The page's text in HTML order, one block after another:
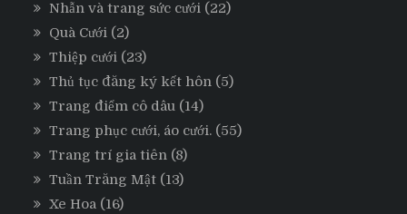
Nhẫn và trang sức cưới (22)
Quà Cưới (2)
Thiệp cưới (23)
Thủ tục đăng ký kết hôn (5)
Trang điểm cô dâu (14)
Trang phục cưới, áo cưới. (55)
Trang trí gia tiên (8)
Tuần Trăng Mật (13)
Xe Hoa (16)